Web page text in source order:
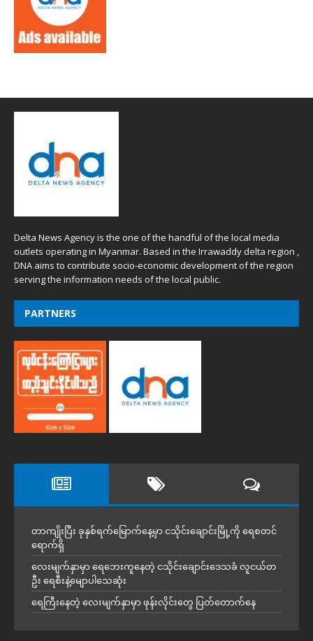
Delta News Agency is the one of the handful of the local media
outlets operating in Myanmar. Based in the Irrawaddy delta region ,
DNA aims to contribute socio-economic development of the region
serving the information needs of the local public.
PARTNERS
တာကျိုးပြီး ခုနှစ်ရက်မြောက်နေ့မှာ ငသိုင်းချောင်းမြို့ကို ရေစတင်
ရောက်ရှိ
လေးမျက်နှာမှာ ရေဘေးကူနေတဲ့ ငသိုင်းချောင်းဒေသခံ လူငယ်တ
ဦး ရေစီးနဲ့မျောပါသေဆုံး
ရေကြီးနေတဲ့ လေးမျက်နှာမှာ ဖုန်းလိုင်းတွေ ပြတ်တောက်နေ